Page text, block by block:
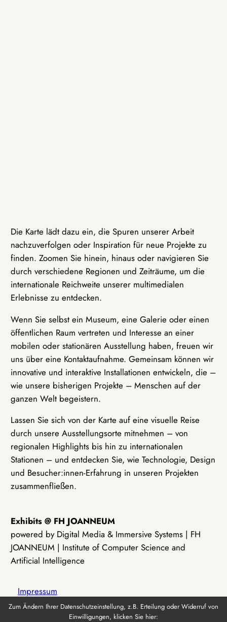
Die Karte lädt dazu ein, die Spuren unserer Arbeit
nachzuverfolgen oder Inspiration für neue Projekte zu
finden. Zoomen Sie hinein, hinaus oder navigieren Sie
durch verschiedene Regionen und Zeiträume, um die
internationale Reichweite unserer multimedialen
Erlebnisse zu entdecken.
Wenn Sie selbst ein Museum, eine Galerie oder einen
öffentlichen Raum vertreten und Interesse an einer
mobilen oder stationären Ausstellung haben, freuen wir
uns über eine Kontaktaufnahme. Gemeinsam können wir
innovative und interaktive Installationen entwickeln, die –
wie unsere bisherigen Projekte – Menschen auf der
ganzen Welt begeistern.
Lassen Sie sich von der Karte auf eine visuelle Reise
durch unsere Ausstellungsorte mitnehmen – von
regionalen Highlights bis hin zu internationalen
Stationen – und entdecken Sie, wie Technologie, Design
und Besucher:innen-Erfahrung in unseren Projekten
zusammenfließen.
Exhibits @ FH JOANNEUM
powered by Digital Media & Immersive Systems | FH
JOANNEUM | Institute of Computer Science and
Artificial Intelligence
Impressum
Zum Ändern Ihrer Datenschutzeinstellung, z.B. Erteilung oder Widerruf von
Einwilligungen, klicken Sie hier: